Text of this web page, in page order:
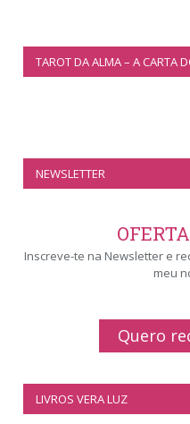
TAROT DA ALMA – A CARTA
NEWSLETTER
Inscreve-te na Newsletter e
meu
Quero
LIVROS VERA LUZ